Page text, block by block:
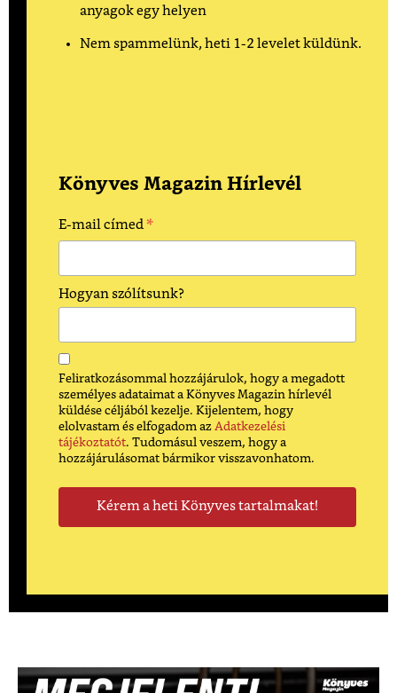
anyagok egy helyen
Nem spammelünk, heti 1-2 levelet küldünk.
Könyves Magazin Hírlevél
E-mail címed *
Hogyan szólítsunk?
Feliratkozásommal hozzájárulok, hogy a megadott
személyes adataimat a Könyves Magazin hírlevél
küldése céljából kezelje. Kijelentem, hogy
elolvastam és elfogadom az Adatkezelési
tájékoztatót. Tudomásul veszem, hogy a
hozzájárulásomat bármikor visszavonhatom.